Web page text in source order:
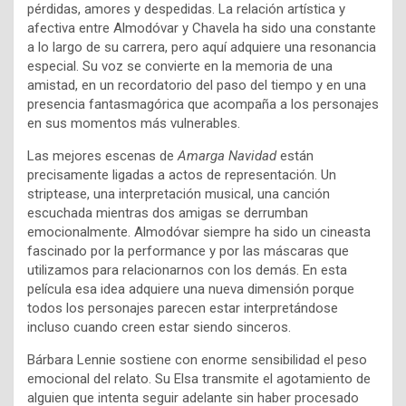
pérdidas, amores y despedidas. La relación artística y
afectiva entre Almodóvar y Chavela ha sido una constante
a lo largo de su carrera, pero aquí adquiere una resonancia
especial. Su voz se convierte en la memoria de una
amistad, en un recordatorio del paso del tiempo y en una
presencia fantasmagórica que acompaña a los personajes
en sus momentos más vulnerables.
Las mejores escenas deAmarga Navidadestán
precisamente ligadas a actos de representación. Un
striptease, una interpretación musical, una canción
escuchada mientras dos amigas se derrumban
emocionalmente. Almodóvar siempre ha sido un cineasta
fascinado por la performance y por las máscaras que
utilizamos para relacionarnos con los demás. En esta
película esa idea adquiere una nueva dimensión porque
todos los personajes parecen estar interpretándose
incluso cuando creen estar siendo sinceros.
Bárbara Lennie sostiene con enorme sensibilidad el peso
emocional del relato. Su Elsa transmite el agotamiento de
alguien que intenta seguir adelante sin haber procesado